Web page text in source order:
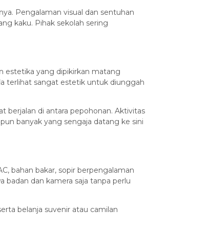
Pengalaman visual dan sentuhan
kaku. Pihak sekolah sering
estetika yang dipikirkan matang
terlihat sangat estetik untuk diunggah
berjalan di antara pepohonan. Aktivitas
banyak yang sengaja datang ke sini
bahan bakar, sopir berpengalaman
dan kamera saja tanpa perlu
belanja suvenir atau camilan